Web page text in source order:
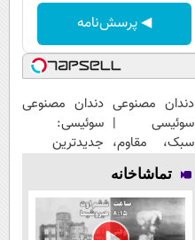
◀ پرسش‌نامه
دندان مصنوعی
سوئیسی |
سبک، مقاوم،
طبیعی! ویزیت
رایگان+پرداخت
اقساطی😍
دندان مصنوعی
سوئیسی:
جدیدترین
پرداخت قسطی
تماشاخانه